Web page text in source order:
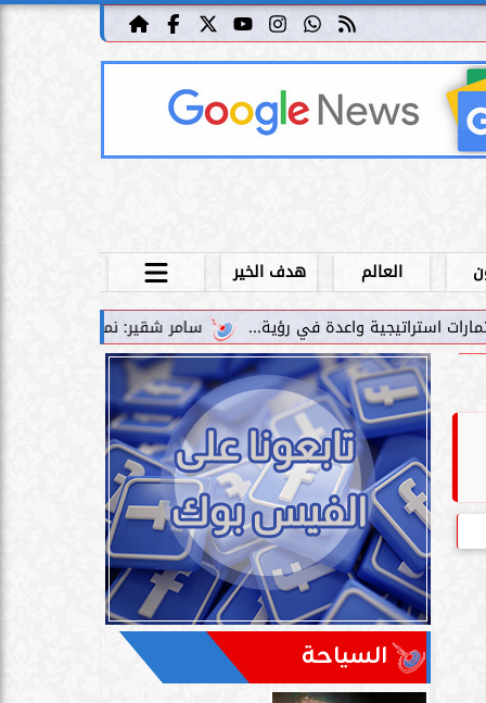
العالم
هدف الخير
سامر شقير: نمو صناديق الاستثمار الخاصة دليل حي
السياحة